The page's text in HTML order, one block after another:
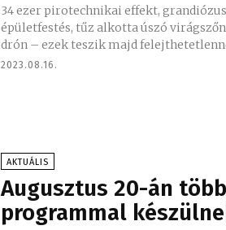
34 ezer pirotechnikai effekt,
épületfestés, tűz alkotta úszó
drón – ezek teszik majd
2023.08.16.
AKTUÁLIS
Augusztus 20-án
programmal